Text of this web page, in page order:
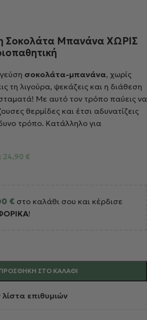
Σοκολάτα Μπανάνα ΧΩΡΙΣ
σοκολάτα-μπανάνα, χωρίς
τη λιγούρα, ψεκάζεις και η διάθεση
Με αυτό τον τρόπο παύεις να
θερμίδες και έτσι αδυνατίζεις
τρόπο. Κατάλληλο για
24,90 €
€ στο καλάθι σου και κέρδισε
!
ΣΤΟ ΚΑΛΆΘΙ
επιθυμιών